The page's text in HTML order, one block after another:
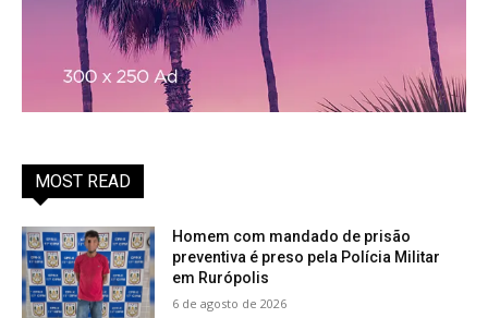
MOST READ
Homem com mandado de prisão
preventiva é preso pela Polícia Militar
em Rurópolis
6 de agosto de 2026